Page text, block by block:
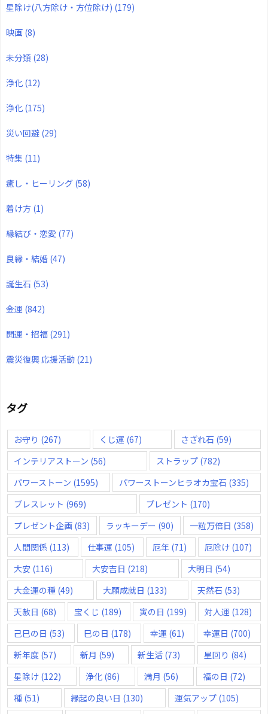
星除け(八方除け・方位除け) (179)
映画 (8)
未分類 (28)
浄化 (12)
浄化 (175)
災い回避 (29)
特集 (11)
癒し・ヒーリング (58)
着け方 (1)
縁結び・恋愛 (77)
良縁・結婚 (47)
誕生石 (53)
金運 (842)
開運・招福 (291)
震災復興 応援活動 (21)
タグ
お守り (267) くじ運 (67) さざれ石 (59)
インテリアストーン (56) ストラップ(782)
パワーストーン (1595) パワーストーンヒラオカ宝石 (335)
ブレスレット (969) プレゼント (170)
プレゼント企画 (83) ラッキーデー (90) 一粒万倍日 (358)
人間関係 (113) 仕事運 (105) 厄年 (71) 厄除け (107)
大安 (116) 大安吉日 (218) 大明日 (54)
大金運の種 (49) 大願成就日 (133) 天然石 (53)
天赦日 (68) 宝くじ (189) 寅の日 (199) 対人運 (128)
己巳の日 (53) 巳の日 (178) 幸運 (61) 幸運日 (700)
新年度 (57) 新月 (59) 新生活 (73) 星回り (84)
星除け (122) 浄化 (86) 満月 (56) 福の日 (72)
種 (51) 縁起の良い日 (130) 運気アップ(105)